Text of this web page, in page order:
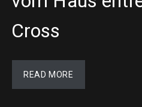
Cross
READ MORE